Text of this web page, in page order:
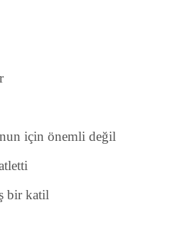
için önemli değil
bir katil